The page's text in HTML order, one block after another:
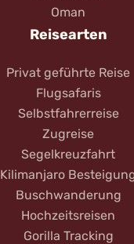
Oman
Reisearten
Privat geführte Reise
Flugsafaris
Selbstfahrerreise
Zugreise
Segelkreuzfahrt
Kilimanjaro
Buschwanderung
Hochzeitsreisen
Gorilla Tracking